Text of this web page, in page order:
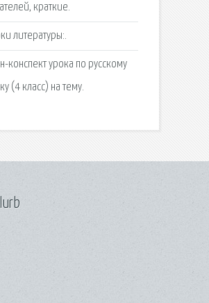
краткие.
литературы:.
конспект урока по русскому
(4 класс) на тему.